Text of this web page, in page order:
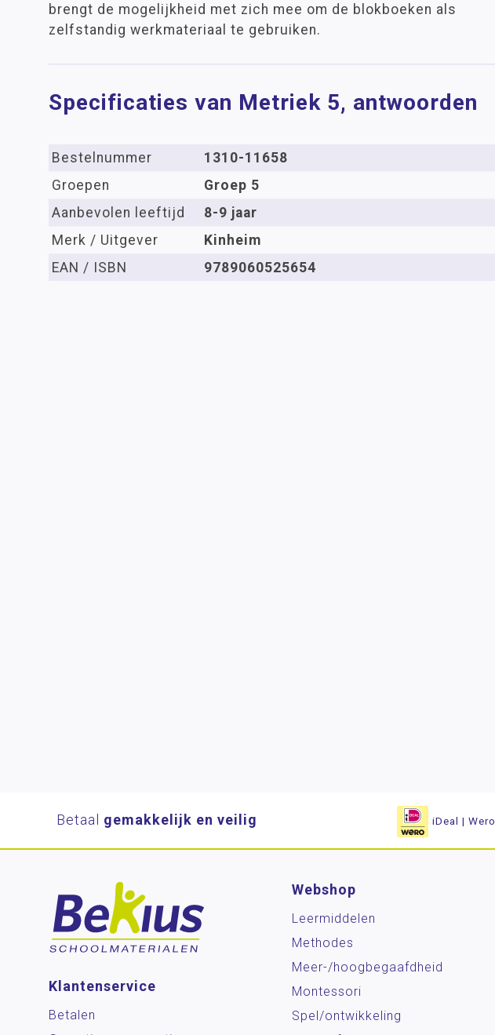
brengt de mogelijkheid met zich mee om de blokboeken als
zelfstandig werkmateriaal te gebruiken.
Specificaties van Metriek 5, antwoorden
Bestelnummer
1310-11658
Groepen
Groep 5
Aanbevolen leeftijd
8-9 jaar
Merk / Uitgever
Kinheim
EAN / ISBN
9789060525654
Betaal gemakkelijk en veilig iDeal | Wero
Klantenservice
Betalen
Webshop
Leermiddelen
Methodes
Meer-/hoog­begaafdheid
Montessori
Spel/ontwikkeling